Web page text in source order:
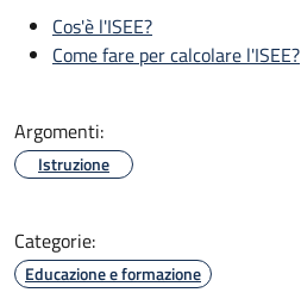
Cos'è l'ISEE?
Come fare per calcolare l'ISEE?
Argomenti:
Istruzione
Categorie:
Educazione e formazione